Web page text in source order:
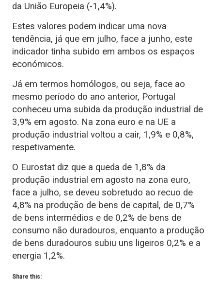
da União Europeia (-1,4%).
Estes valores podem indicar uma nova
tendência, já que em julho, face a junho, este
indicador tinha subido em ambos os espaços
económicos.
Já em termos homólogos, ou seja, face ao
mesmo período do ano anterior, Portugal
conheceu uma subida da produção industrial de
3,9% em agosto. Na zona euro e na UE a
produção industrial voltou a cair, 1,9% e 0,8%,
respetivamente.
O Eurostat diz que a queda de 1,8% da
produção industrial em agosto na zona euro,
face a julho, se deveu sobretudo ao recuo de
4,8% na produção de bens de capital, de 0,7%
de bens intermédios e de 0,2% de bens de
consumo não duradouros, enquanto a produção
de bens duradouros subiu uns ligeiros 0,2% e a
energia 1,2%.
Share this: